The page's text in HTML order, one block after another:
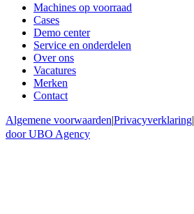
Machines op voorraad
Cases
Demo center
Service en onderdelen
Over ons
Vacatures
Merken
Contact
Algemene voorwaarden|Privacyverklaring|
door UBO Agency